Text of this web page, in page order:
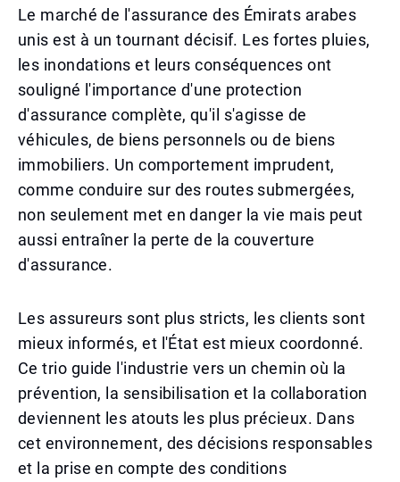
Le marché de l'assurance des Émirats arabes
unis est à un tournant décisif. Les fortes pluies,
les inondations et leurs conséquences ont
souligné l'importance d'une protection
d'assurance complète, qu'il s'agisse de
véhicules, de biens personnels ou de biens
immobiliers. Un comportement imprudent,
comme conduire sur des routes submergées,
non seulement met en danger la vie mais peut
aussi entraîner la perte de la couverture
d'assurance.
Les assureurs sont plus stricts, les clients sont
mieux informés, et l'État est mieux coordonné.
Ce trio guide l'industrie vers un chemin où la
prévention, la sensibilisation et la collaboration
deviennent les atouts les plus précieux. Dans
cet environnement, des décisions responsables
et la prise en compte des conditions